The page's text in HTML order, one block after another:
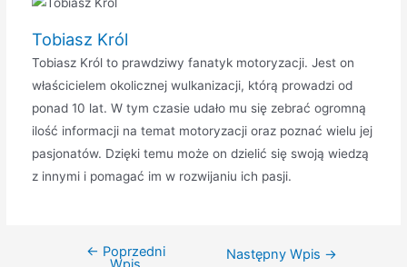
Tobiasz Król
Tobiasz Król to prawdziwy fanatyk motoryzacji. Jest on
właścicielem okolicznej wulkanizacji, którą prowadzi od
ponad 10 lat. W tym czasie udało mu się zebrać ogromną
ilość informacji na temat motoryzacji oraz poznać wielu jej
pasjonatów. Dzięki temu może on dzielić się swoją wiedzą
z innymi i pomagać im w rozwijaniu ich pasji.
Nawigacja
← Poprzedni Następny Wpis →